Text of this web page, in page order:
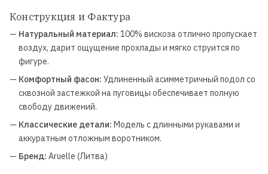
Конструкция и Фактура
— Натуральный материал: 100% вискоза отлично пропускает
воздух, дарит ощущение прохлады и мягко струится по
фигуре.
— Комфортный фасон: Удлиненный асимметричный подол со
сквозной застежкой на пуговицы обеспечивает полную
свободу движений.
— Классические детали: Модель с длинными рукавами и
аккуратным отложным воротником.
— Бренд: Aruelle (Литва)